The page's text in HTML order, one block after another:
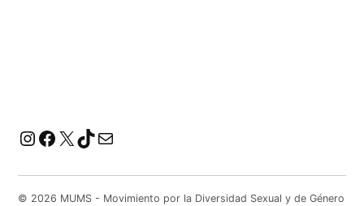
Instagram
Facebook
X TikTok
Correo electrónico
© 2026 MUMS - Movimiento por la Diversidad Sexual y de Género